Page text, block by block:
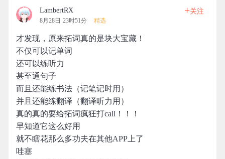
LambertRX
8月28日 23时51分 精选
+关注
才发现，原来拓词真的是块大宝藏！
不仅可以记单词
还可以练听力
甚至通句子
而且还能练书法（记笔记时用）
并且还能练翻译（翻译听力用）
真的真的要给拓词疯狂打call！！！
早知道它这么好用
就不瞎花那么多功夫在其他APP上了
哇塞